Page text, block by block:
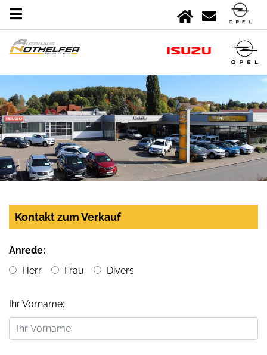
Kontakt zum Verkauf
Anrede:
Herr
Frau Divers
Ihr Vorname: